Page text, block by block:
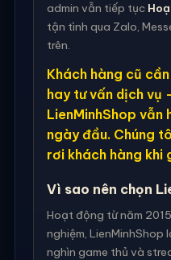
admin vẫn tiếp tục
tận tình qua Zalo,
trên.
Khách hàng cũ
hay tư vấn dịch vụ
LienMinhShop vẫn
ngày đầu. Chúng
rơi khách hàng khi
Vì sao nên chọn
Hoạt động từ năm
nghiệm,
nghìn game thủ và